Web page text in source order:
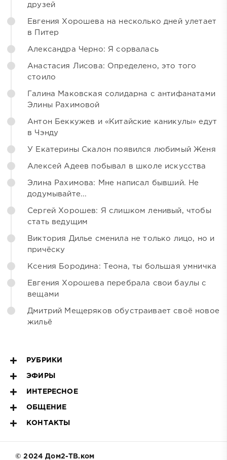
друзей
Евгения Хорошева на несколько дней улетает
в Питер
Александра Черно: Я сорвалась
Анастасия Лисова: Определено, это того
стоило
Галина Маковская солидарна с антифанатами
Элины Рахимовой
Антон Беккужев и «Китайские каникулы» едут
в Чэнду
У Екатерины Скалон появился любимый Женя
Алексей Адеев побывал в школе искусства
Элина Рахимова: Мне написал бывший. Не
додумывайте...
Сергей Хорошев: Я слишком ленивый, чтобы
стать ведущим
Виктория Дилье сменила не только лицо, но и
причёску
Ксения Бородина: Теона, ты большая умничка
Евгения Хорошева перебрала свои баулы с
вещами
Дмитрий Мещеряков обустраивает своё новое
жильё
РУБРИКИ
ЭФИРЫ
ИНТЕРЕСНОЕ
ОБЩЕНИЕ
КОНТАКТЫ
© 2024 Дом2-ТВ.ком